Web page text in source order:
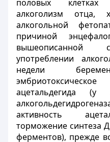
половых клетках
алкоголизм
алкогольной
причиной
вышеописанной
употреблении
недели
ацетальдегида (у
активность
торможение синтеза
ферментов), прежде